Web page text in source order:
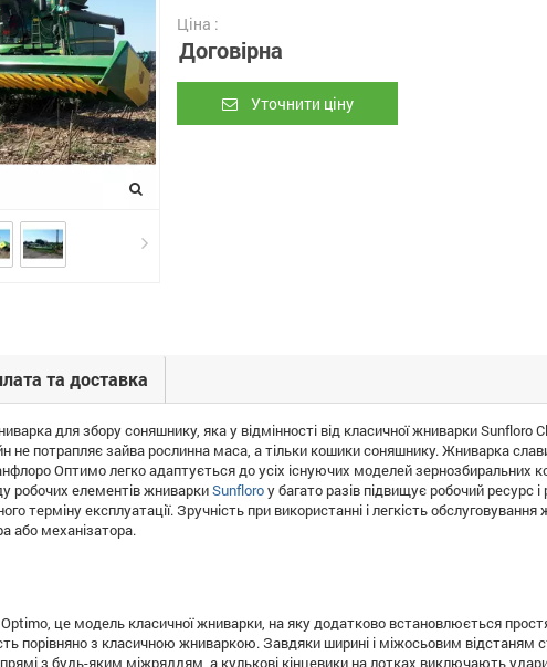
Ціна :
Договірна
Уточнити ціну
та доставка
для збору соняшнику, яка у відмінності від класичної жниварки
не потрапляє зайва рослинна маса, а тільки кошики соняшнику. Жниварка
Оптимо легко адаптується до усіх існуючих моделей зернозбиральних
робочих елементів жниваркиSunfloroу багато разів підвищує робочий ресурс
терміну експлуатації. Зручність при використанні і легкість
або механізатора.
це модель класичної жниварки, на яку додатково встановлюється
порівняно з класичною жниваркою. Завдяки ширині і міжосьовим відстаням
з будь-яким міжряддям, а кулькові кінцевики на лотках виключають